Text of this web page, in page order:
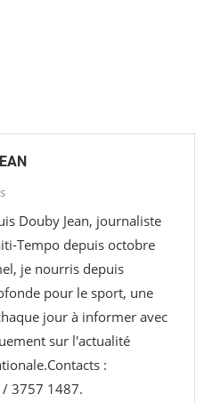
Douby Jean, journaliste
Tempo depuis octobre
je nourris depuis
pour le sport, une
jour à informer avec
sur l'actualité
:
3757 1487.